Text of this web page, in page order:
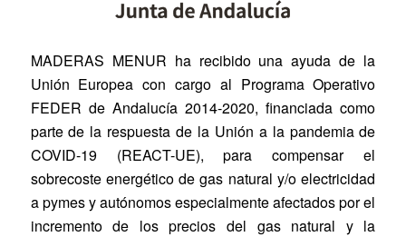
MADERAS MENUR ha recibido una ayuda de la
Unión Europea con cargo al Programa Operativo
FEDER de Andalucía 2014-2020, financiada como
parte de la respuesta de la Unión a la pandemia de
COVID-19 (REACT-UE), para compensar el
sobrecoste energético de gas natural y/o electricidad
a pymes y autónomos especialmente afectados por el
incremento de los precios del gas natural y la